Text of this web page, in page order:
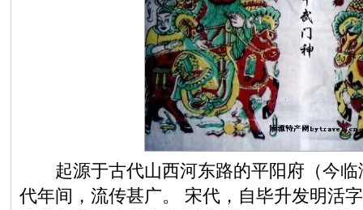
起源于古代山西河东路的平阳府（今临
代年间，流传甚广。 宋代，自毕升发明活